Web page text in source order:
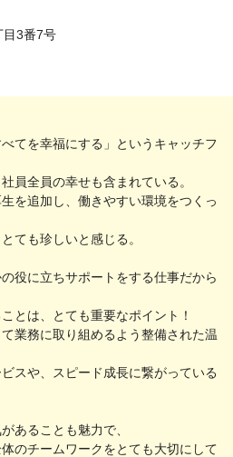
目3番7号
てを幸福にする」というキャッチフ
員全員の幸せも含まれている。
を追加し、働きやすい環境をつくっ
ても珍しいと感じる。
役に立ちサポートをする仕事だから
とは、とても重要なポイント！
業務に取り組めるよう整備された温
スや、スピード成長に繋がっている
あることも魅力で、
のチームワークをとても大切にして